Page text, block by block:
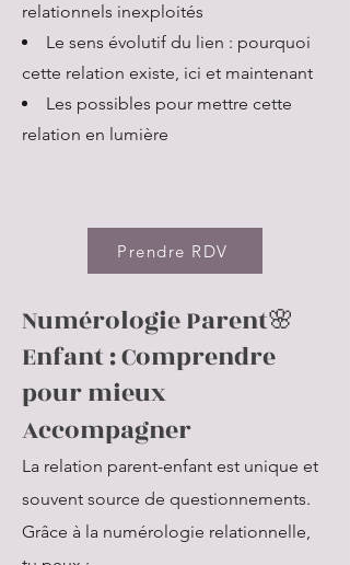
relationnels inexploités
Le sens évolutif du lien : pourquoi
cette relation existe, ici et maintenant
Les possibles pour mettre cette
relation en lumière
Numérologie Parent🌸
Enfant : Comprendre
pour mieux
Accompagner
La relation parent-enfant est unique et
souvent source de questionnements.
Grâce à la numérologie relationnelle,
Prendre RDV